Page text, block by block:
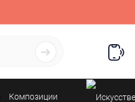
Композиции